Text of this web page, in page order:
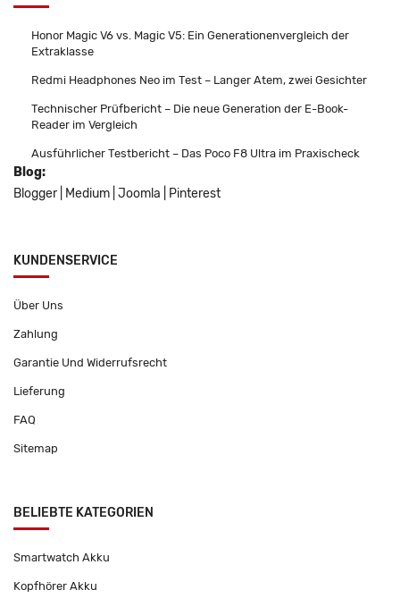
Honor Magic V6 vs. Magic V5: Ein Generationenvergleich der
Extraklasse
Redmi Headphones Neo im Test – Langer Atem, zwei Gesichter
Technischer Prüfbericht – Die neue Generation der E-Book-
Reader im Vergleich
Ausführlicher Testbericht – Das Poco F8 Ultra im Praxischeck
Blog:
Blogger
Medium Joomla Pinterest
KUNDENSERVICE
Über Uns
Zahlung
Garantie Und Widerrufsrecht
Lieferung
FAQ
Sitemap
BELIEBTE KATEGORIEN
Smartwatch Akku
Kopfhörer Akku